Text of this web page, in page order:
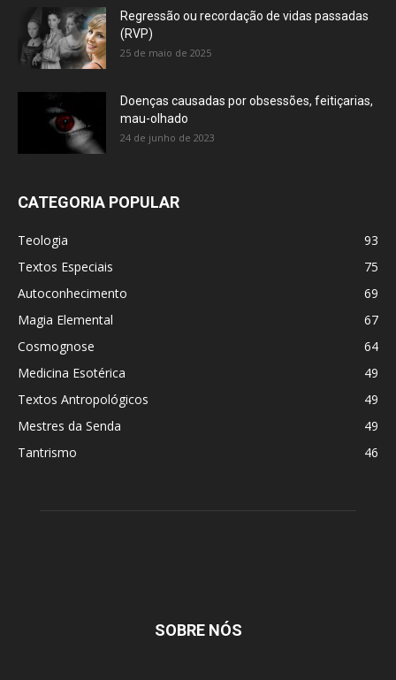
Regressão ou recordação de vidas passadas
(RVP)
25 de maio de 2025
Doenças causadas por obsessões, feitiçarias,
mau-olhado
24 de junho de 2023
CATEGORIA POPULAR
Teologia
93
Textos Especiais
75
Autoconhecimento
69
Magia Elemental
67
Cosmognose
64
Medicina Esotérica
49
Textos Antropológicos
49
Mestres da Senda
49
Tantrismo
46
SOBRE NÓS